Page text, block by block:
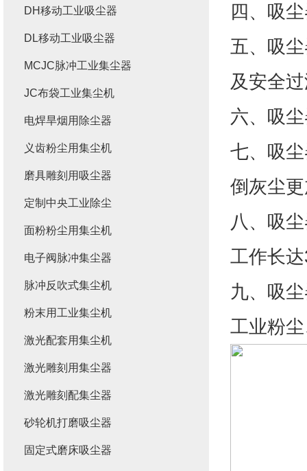
四、吸
五、吸
及安全
六、吸
七、吸
倒灰尘
八、吸
工作长
九、吸
工业粉
DH移动工业吸尘器
DL移动工业吸尘器
MCJC脉冲工业集尘器
JC布袋工业集尘机
电焊旱烟用除尘器
义齿粉尘用集尘机
磨具雕刻用吸尘器
定制中央工业除尘
面粉粉尘用集尘机
电子阀脉冲集尘器
脉冲反吹式集尘机
粉末用工业集尘机
激光配套用集尘机
激光雕刻用集尘器
激光雕刻配集尘器
砂轮机打磨吸尘器
固定式磨床吸尘器